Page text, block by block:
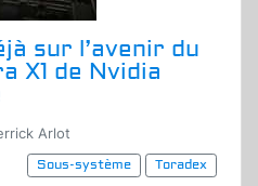
sur l’avenir du
X1 de Nvidia
Arlot
Sous-système
Toradex